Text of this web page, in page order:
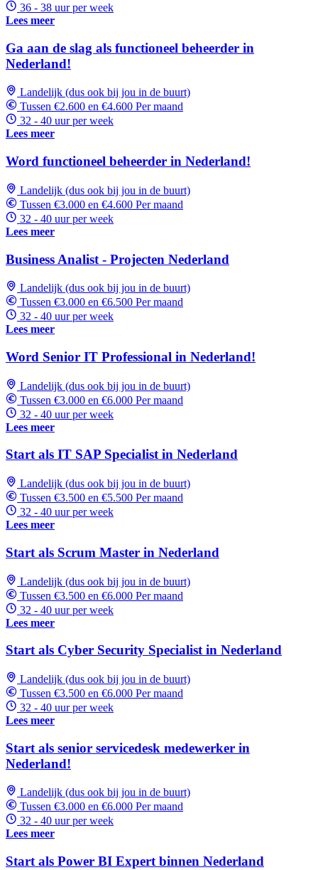
36 - 38 uur per week
Lees meer
Ga aan de slag als functioneel beheerder in
Nederland!
Landelijk (dus ook bij jou in de buurt)
Tussen €2.600 en €4.600 Per maand
32 - 40 uur per week
Lees meer
Word functioneel beheerder in Nederland!
Landelijk (dus ook bij jou in de buurt)
Tussen €3.000 en €4.600 Per maand
32 - 40 uur per week
Lees meer
Business Analist - Projecten Nederland
Landelijk (dus ook bij jou in de buurt)
Tussen €3.000 en €6.500 Per maand
32 - 40 uur per week
Lees meer
Word Senior IT Professional in Nederland!
Landelijk (dus ook bij jou in de buurt)
Tussen €3.000 en €6.000 Per maand
32 - 40 uur per week
Lees meer
Start als IT SAP Specialist in Nederland
Landelijk (dus ook bij jou in de buurt)
Tussen €3.500 en €5.500 Per maand
32 - 40 uur per week
Lees meer
Start als Scrum Master in Nederland
Landelijk (dus ook bij jou in de buurt)
Tussen €3.500 en €6.000 Per maand
32 - 40 uur per week
Lees meer
Start als Cyber Security Specialist in Nederland
Landelijk (dus ook bij jou in de buurt)
Tussen €3.500 en €6.000 Per maand
32 - 40 uur per week
Lees meer
Start als senior servicedesk medewerker in
Nederland!
Landelijk (dus ook bij jou in de buurt)
Tussen €3.000 en €6.000 Per maand
32 - 40 uur per week
Lees meer
Start als Power BI Expert binnen Nederland